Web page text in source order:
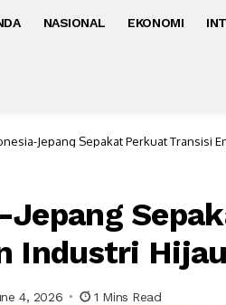
NASIONAL EKONOMI
Jepang Sepakat Perkuat Transisi
Jepang
Industri Hijau
4, 2026 1 Mins Read